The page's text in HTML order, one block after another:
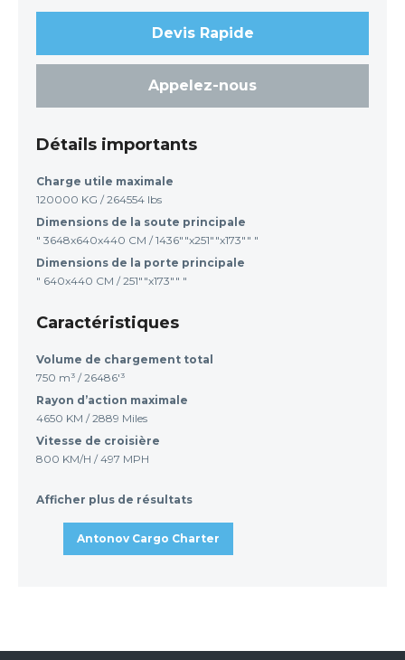
Devis Rapide
Appelez-nous
Détails importants
Charge utile maximale
120000 KG / 264554 lbs
Dimensions de la soute principale
" 3648x640x440 CM / 1436""x251""x173"" "
Dimensions de la porte principale
" 640x440 CM / 251""x173"" "
Caractéristiques
Volume de chargement total
750 m³ / 26486'³
Rayon d’action maximale
4650 KM / 2889 Miles
Vitesse de croisière
800 KM/H / 497 MPH
Afficher plus de résultats
Antonov Cargo Charter